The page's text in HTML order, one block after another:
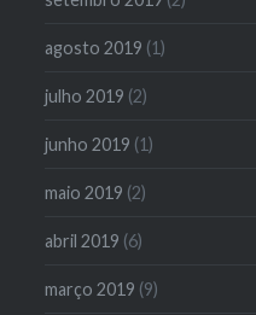
agosto 2019 (1)
julho 2019 (2)
junho 2019 (1)
maio 2019 (2)
abril 2019 (6)
março 2019 (9)